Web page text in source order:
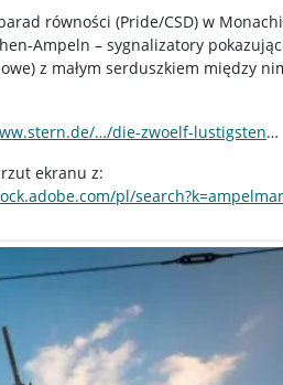
równości (Pride/CSD) w
Ampeln – sygnalizatory
z małym serduszkiem między
…/die-zwoelf-lustigsten…
ekranu z:
pl/